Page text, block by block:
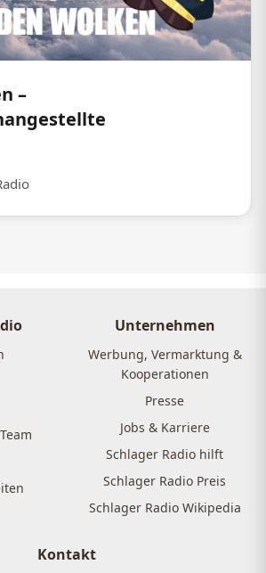
–
Unternehmen
Werbung, Vermarktung &
Kooperationen
Presse
Jobs & Karriere
Schlager Radio hilft
Schlager Radio Preis
Schlager Radio Wikipedia
Kontakt